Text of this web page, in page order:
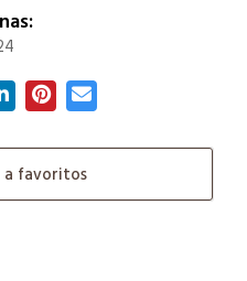
a favoritos